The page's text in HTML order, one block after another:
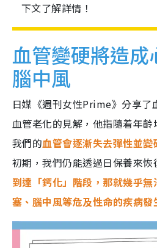
下文了解詳情！
血管變硬將造成
腦中風
日媒《週刊女性Prime》分享了
血管老化的見解，他指隨着年齡
我們的血管會逐漸失去彈性並變
初期，我們仍能透過日保養來
到達「鈣化」階段，那就幾乎
塞、腦中風等危及性命的疾病發